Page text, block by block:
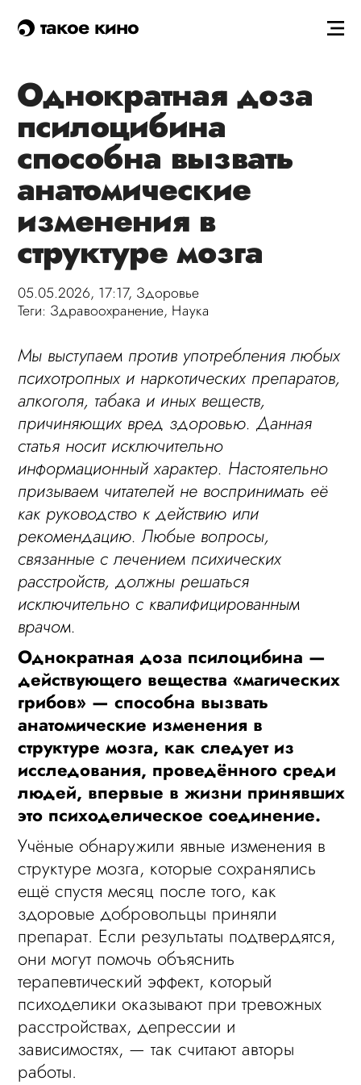
такое кино
Однократная доза
псилоцибина
способна вызвать
анатомические
изменения в
структуре мозга
05.05.2026, 17:17, Здоровье
Теги: Здравоохранение, Наука
Мы выступаем против употребления любых
психотропных и наркотических препаратов,
алкоголя, табака и иных веществ,
причиняющих вред здоровью. Данная
статья носит исключительно
информационный характер. Настоятельно
призываем читателей не воспринимать её
как руководство к действию или
рекомендацию. Любые вопросы,
связанные с лечением психических
расстройств, должны решаться
исключительно с квалифицированным
врачом.
Однократная доза псилоцибина —
действующего вещества «магических
грибов» — способна вызвать
анатомические изменения в
структуре мозга, как следует из
исследования, проведённого среди
людей, впервые в жизни принявших
это психоделическое соединение.
Учёные обнаружили явные изменения в
структуре мозга, которые сохранялись
ещё спустя месяц после того, как
здоровые добровольцы приняли
препарат. Если результаты подтвердятся,
они могут помочь объяснить
терапевтический эффект, который
психоделики оказывают при тревожных
расстройствах, депрессии и
зависимостях, — так считают авторы
работы.